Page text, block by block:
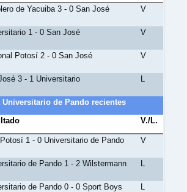
de Yacuiba 3 - 0 San José V
1 - 0 San José V
Potosí 2 - 0 San José V
3 - 1 Universitario L
Universitario de Pando recientes
V./L.
1 - 0 Universitario de Pando V
de Pando 1 - 2 Wilstermann L
de Pando 0 - 0 Sport Boys L